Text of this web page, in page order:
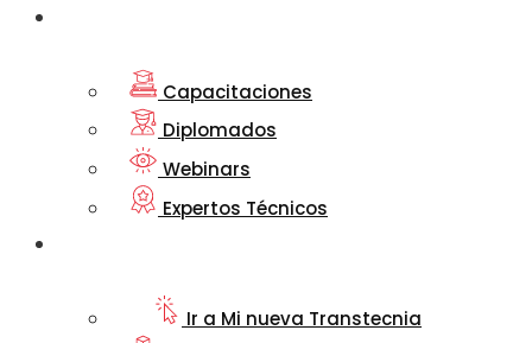
Capacitaciones
Diplomados
Webinars
Expertos Técnicos
Ir a Mi nueva Transtecnia